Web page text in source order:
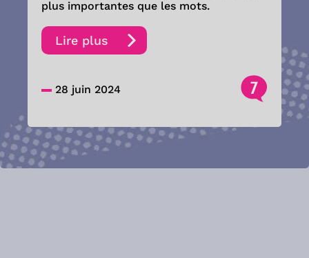
plus importantes que les mots.
Lire plus
28 juin 2024 7